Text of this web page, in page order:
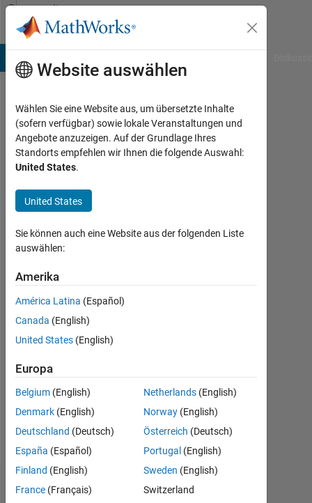
Weiter zum Inhalt
Community
Profile
Andy
Wileman
Last
mehr
als 4
Jahre
Aktiv
seit
2021
0
Following:
0
Follow
Dashboard
Website auswählen
Wählen Sie eine Website aus, um übersetzte Inhalte
(sofern verfügbar) sowie lokale Veranstaltungen und
Angebote anzuzeigen. Auf der Grundlage Ihres
Standorts empfehlen wir Ihnen die folgende Auswahl:
United States.
United States
Sie können auch eine Website aus der folgenden Liste
auswählen:
Amerika
América Latina (Español)
Canada (English)
United States (English)
Europa
Belgium (English)
Denmark (English)
Deutschland (Deutsch)
España (Español)
Finland (English)
France (Français)
Netherlands (English)
Norway (English)
Österreich (Deutsch)
Portugal (English)
Sweden (English)
Switzerland